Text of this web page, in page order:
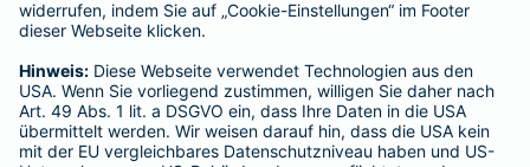
Peter Schmidt
Untere Herrenwiese 11
Tel.:03683 4665338
Mobil:01525 3931975
geschlossen- Öffnet um 07:00 Montag